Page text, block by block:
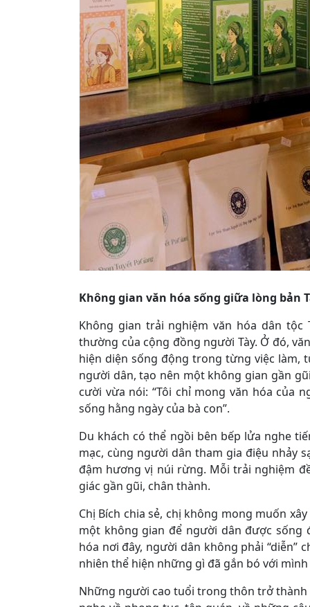
Không gian văn hóa sống giữa lòng bản
Không gian trải nghiệm văn hóa dân
thường của cộng đồng người Tày. Ở đó,
hiện diện sống động trong từng việc làm,
người dân, tạo nên một không gian gần
cười vừa nói: “Tôi chỉ mong văn hóa của
sống hằng ngày của bà con”.
Du khách có thể ngồi bên bếp lửa nghe
mạc, cùng người dân tham gia điệu nhảy
đậm hương vị núi rừng. Mỗi trải nghiệm
giác gần gũi, chân thành.
Chị Bích chia sẻ, chị không mong muốn
một không gian để người dân được sống
hóa nơi đây, người dân không phải “diễn”
nhiên thể hiện những gì đã gắn bó với
Những người cao tuổi trong thôn trở thành